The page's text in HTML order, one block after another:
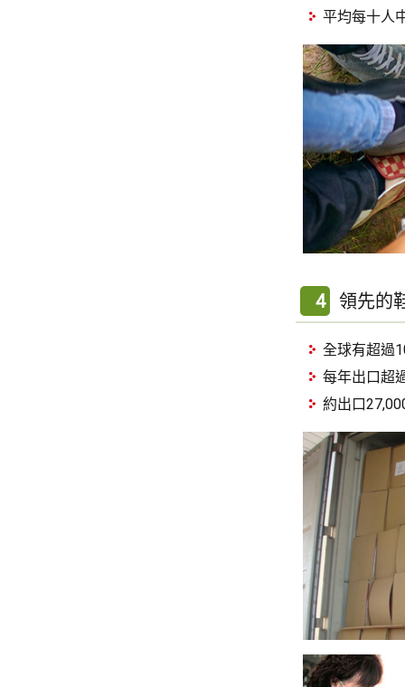
平均每十人
4 領先的
全球有超過
每年出口超
約出口